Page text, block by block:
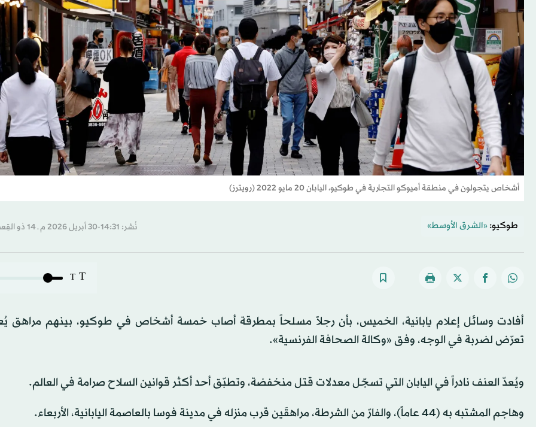
أشخاص يتجولون في منطقة أميوكو التجارية في طوكيو، اليابان 20 مايو 2022 (رويترز)
طوكيو: «الشرق الأوسط» نُشر: 14:31-30 أبريل 2026 م ـ 14 ذو القِعدة 1447 هـ
T
T
أفادت وسائل إعلام يابانية، الخميس، بأن رجلاً مسلحاً بمطرقة أصاب خمسة أشخاص في طوكيو، بينهم مراهق
تعرّض لضربة في الوجه، وفق «وكالة الصحافة الفرنسية».
ويُعدّ العنف نادراً في اليابان التي تسجّل معدلات قتل منخفضة، وتطبّق أحد أكثر قوانين السلاح صرامة في العالم.
وهاجم المشتبه به (44 عاماً)، والفارّ من الشرطة، مراهقَين قرب منزله في مدينة فوسا بالعاصمة اليابانية، الأربعاء.